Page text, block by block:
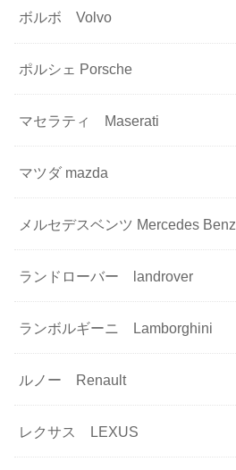
ボルボ Volvo
ポルシェ Porsche
マセラティ Maserati
マツダ mazda
メルセデスベンツ Mercedes Benz
ランドローバー landrover
ランボルギーニ Lamborghini
ルノー Renault
レクサス LEXUS